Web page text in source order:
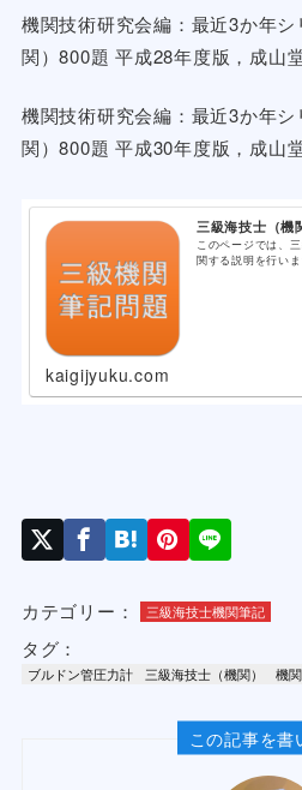
機関技術研究会編：最近3か年
関）800題 平成28年度版，成山
機関技術研究会編：最近3か年
関）800題 平成30年度版，成山
三級海技士（機
このページでは、
関する説明を行いま
kaigijyuku.com
カテゴリー： 三級海技士機関筆記
タグ：
ブルドン管圧力計 三級海技士（機関） 機
この記事を書